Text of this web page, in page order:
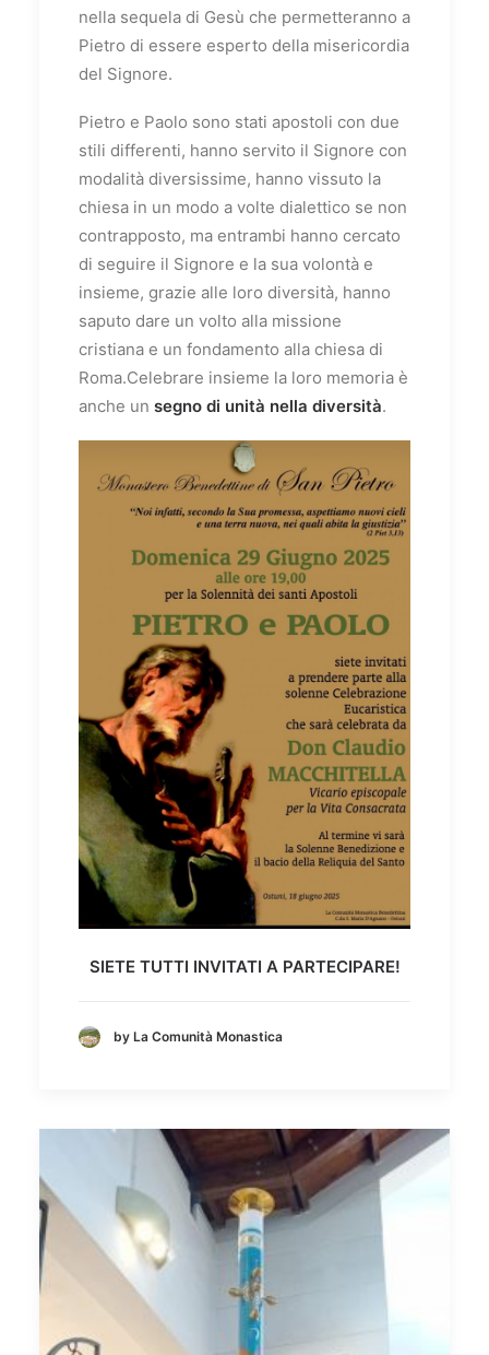
nella sequela di Gesù che permetteranno a
Pietro di essere esperto della misericordia
del Signore.
Pietro e Paolo sono stati apostoli con due
stili differenti, hanno servito il Signore con
modalità diversissime, hanno vissuto la
chiesa in un modo a volte dialettico se non
contrapposto, ma entrambi hanno cercato
di seguire il Signore e la sua volontà e
insieme, grazie alle loro diversità, hanno
saputo dare un volto alla missione
cristiana e un fondamento alla chiesa di
Roma.Celebrare insieme la loro memoria è
anche un segno di unità nella diversità.
SIETE TUTTI INVITATI A PARTECIPARE!
by La Comunità Monastica